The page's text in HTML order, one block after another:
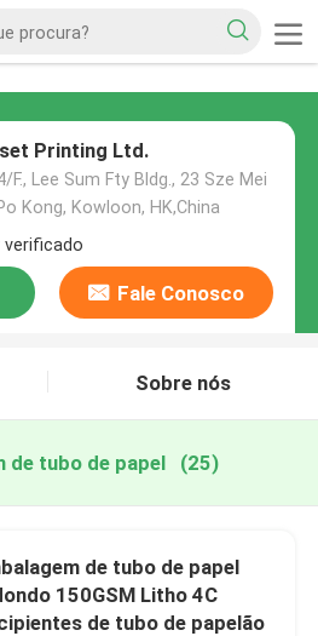
Printing Ltd.
F., Lee Sum Fty Bldg., 23 Sze Mei
Kong, Kowloon, HK,China
verificado
Fale Conosco
Sobre nós
de tubo de papel (25)
de tubo de papel
150GSM Litho 4C
de tubo de papelão